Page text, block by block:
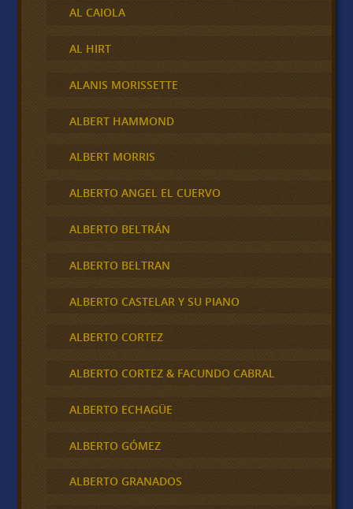
AL CAIOLA
AL HIRT
ALANIS MORISSETTE
ALBERT HAMMOND
ALBERT MORRIS
ALBERTO ANGEL EL CUERVO
ALBERTO BELTRÁN
ALBERTO BELTRAN
ALBERTO CASTELAR Y SU PIANO
ALBERTO CORTEZ
ALBERTO CORTEZ & FACUNDO CABRAL
ALBERTO ECHAGÜE
ALBERTO GÓMEZ
ALBERTO GRANADOS